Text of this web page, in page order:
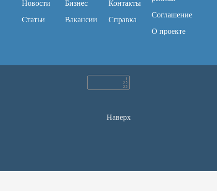
Новости
Статьи
Бизнес
Вакансии
Контакты
Справка
Соглашение
O проекте
Наверх